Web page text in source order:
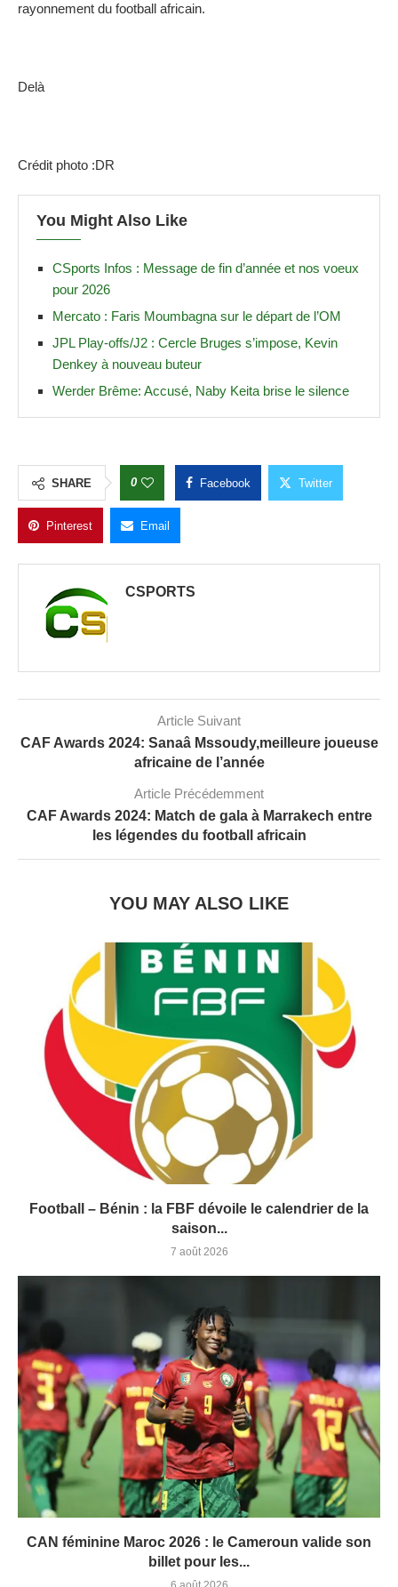
rayonnement du football africain.
Delà
Crédit photo :DR
You Might Also Like
CSports Infos : Message de fin d’année et nos voeux
pour 2026
Mercato : Faris Moumbagna sur le départ de l’OM
JPL Play-offs/J2 : Cercle Bruges s’impose, Kevin
Denkey à nouveau buteur
Werder Brême: Accusé, Naby Keita brise le silence
SHARE 0 Facebook Twitter
Pinterest Email
CSPORTS
Article Suivant
CAF Awards 2024: Sanaâ Mssoudy,meilleure joueuse
africaine de l’année
Article Précédemment
CAF Awards 2024: Match de gala à Marrakech entre
les légendes du football africain
YOU MAY ALSO LIKE
Football – Bénin : la FBF dévoile le calendrier de la
saison...
7 août 2026
CAN féminine Maroc 2026 : le Cameroun valide son
billet pour les...